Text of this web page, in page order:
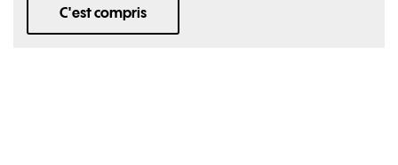
C'est compris